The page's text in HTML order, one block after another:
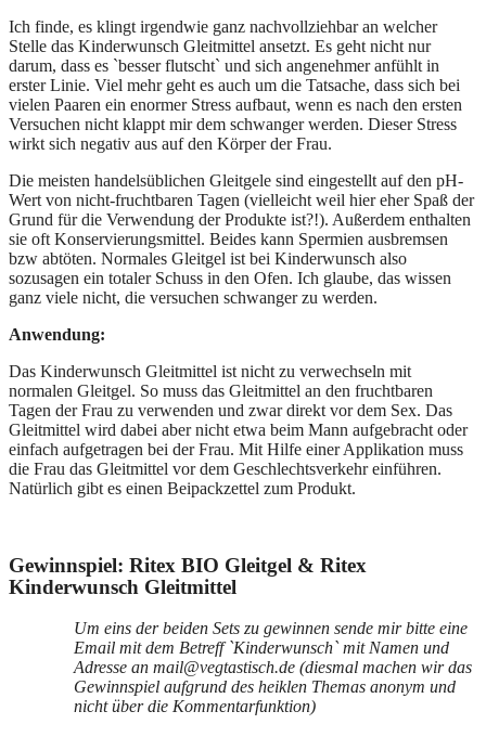
Ich finde, es klingt irgendwie ganz nachvollziehbar an welcher
Stelle das Kinderwunsch Gleitmittel ansetzt. Es geht nicht nur
darum, dass es `besser flutscht` und sich angenehmer anfühlt in
erster Linie. Viel mehr geht es auch um die Tatsache, dass sich bei
vielen Paaren ein enormer Stress aufbaut, wenn es nach den ersten
Versuchen nicht klappt mir dem schwanger werden. Dieser Stress
wirkt sich negativ aus auf den Körper der Frau.
Die meisten handelsüblichen Gleitgele sind eingestellt auf den pH-
Wert von nicht-fruchtbaren Tagen (vielleicht weil hier eher Spaß der
Grund für die Verwendung der Produkte ist?!). Außerdem enthalten
sie oft Konservierungsmittel. Beides kann Spermien ausbremsen
bzw abtöten. Normales Gleitgel ist bei Kinderwunsch also
sozusagen ein totaler Schuss in den Ofen. Ich glaube, das wissen
ganz viele nicht, die versuchen schwanger zu werden.
Anwendung:
Das Kinderwunsch Gleitmittel ist nicht zu verwechseln mit
normalen Gleitgel. So muss das Gleitmittel an den fruchtbaren
Tagen der Frau zu verwenden und zwar direkt vor dem Sex. Das
Gleitmittel wird dabei aber nicht etwa beim Mann aufgebracht oder
einfach aufgetragen bei der Frau. Mit Hilfe einer Applikation muss
die Frau das Gleitmittel vor dem Geschlechtsverkehr einführen.
Natürlich gibt es einen Beipackzettel zum Produkt.
Gewinnspiel: Ritex BIO Gleitgel & Ritex
Kinderwunsch Gleitmittel
Um eins der beiden Sets zu gewinnen sende mir bitte eine
Email mit dem Betreff `Kinderwunsch` mit Namen und
Adresse an mail@vegtastisch.de (diesmal machen wir das
Gewinnspiel aufgrund des heiklen Themas anonym und
nicht über die Kommentarfunktion)